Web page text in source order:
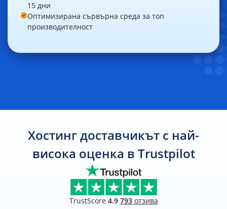
15 дни
Оптимизирана сървърна среда за топ
производителност
Хостинг доставчикът с най-
висока оценка в Trustpilot
TrustScore 4.9 793отзива